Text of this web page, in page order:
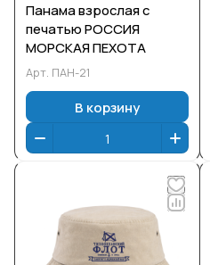
Панама взрослая с
печатью РОССИЯ
МОРСКАЯ ПЕХОТА
Арт. ПАН-21
В корзину